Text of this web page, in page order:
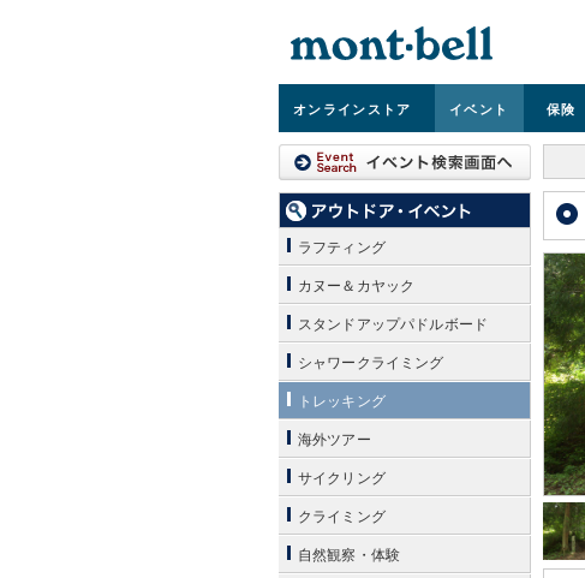
オンラインストア イベント 保険
ラフティング
カヌー＆カヤック
スタンドアップパドルボード
シャワークライミング
トレッキング
海外ツアー
サイクリング
クライミング
自然観察・体験